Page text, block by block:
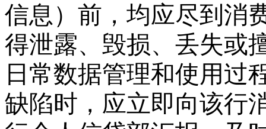
信息）前，均应尽到消
得泄露、毁损、丢失或
日常数据管理和使用过
缺陷时，应立即向该行